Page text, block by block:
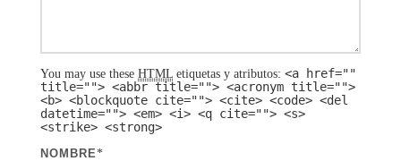
You may use these HTML etiquetas y atributos: <a href=""
title=""> <abbr title=""> <acronym title="">
<b> <blockquote cite=""> <cite> <code> <del
datetime=""> <em> <i> <q cite=""> <s>
<strike> <strong>
NOMBRE*